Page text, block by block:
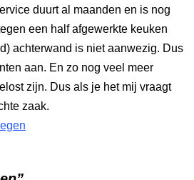
duurt al maanden en is nog
een half afgewerkte keuken
achterwand is niet aanwezig. Dus
aan. En zo nog veel meer
zijn. Dus als je het mij vraagt
zaak.